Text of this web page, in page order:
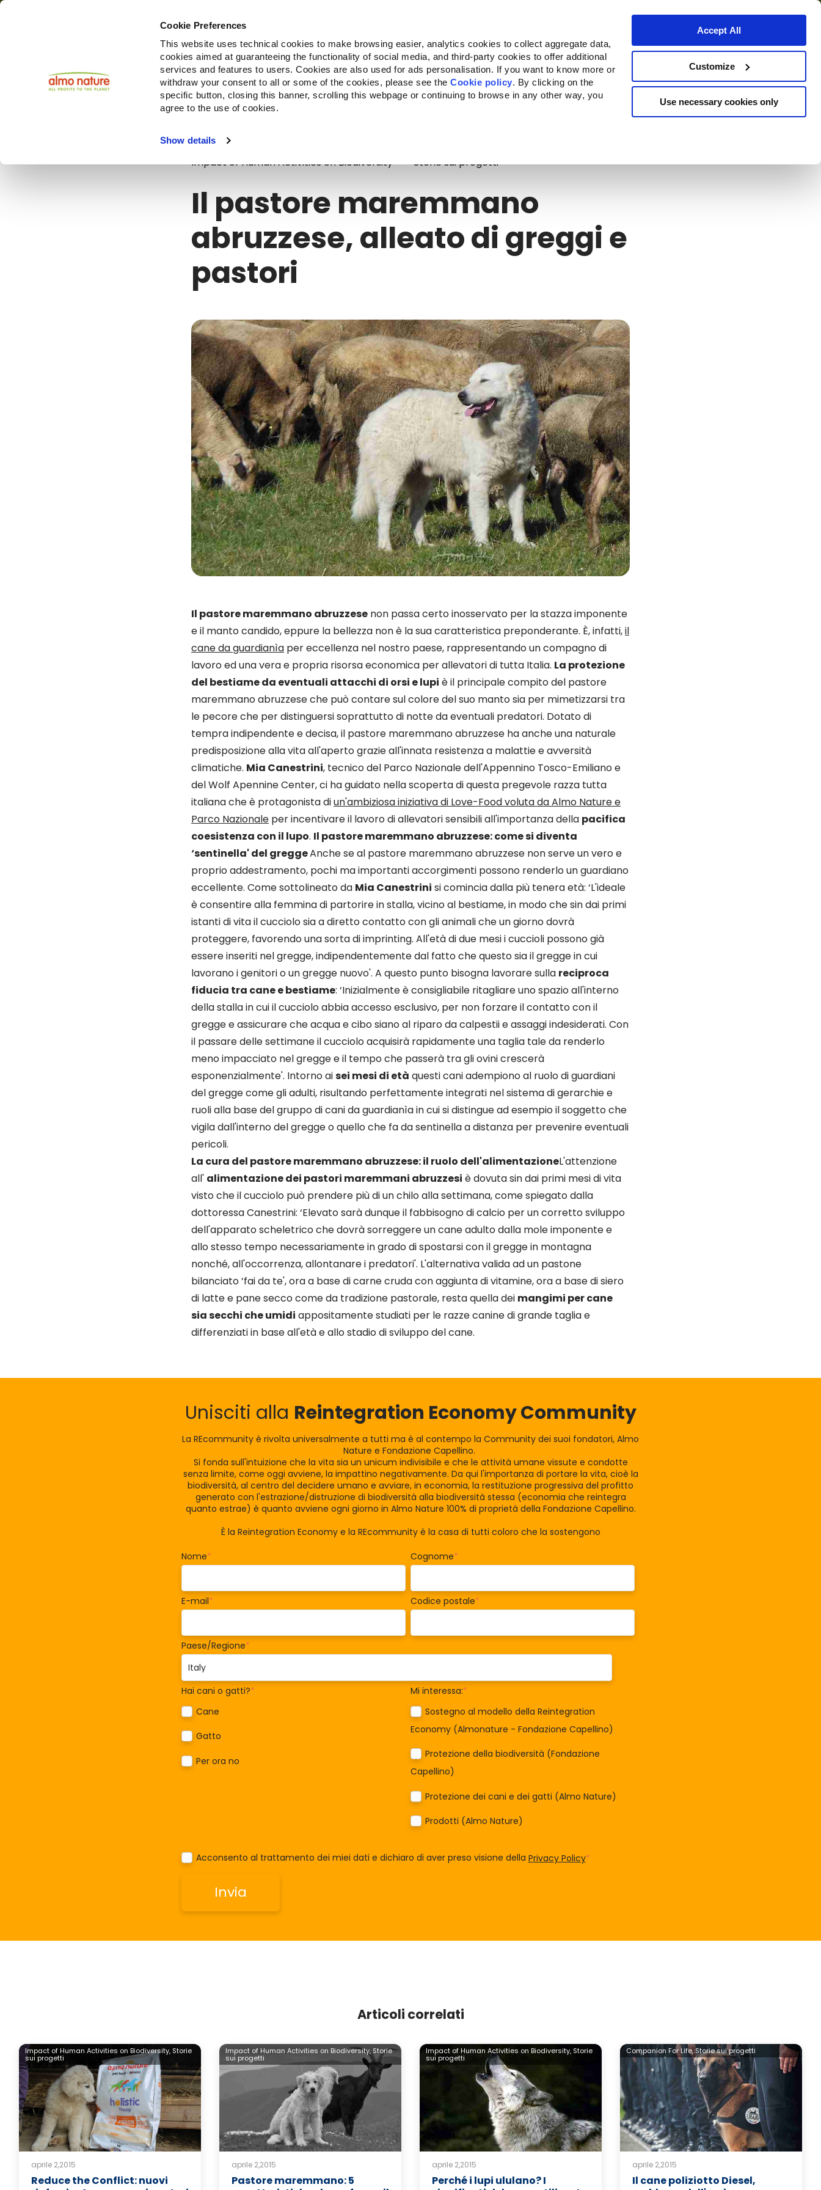
Cookie Preferences
This website uses technical cookies to make browsing easier, analytics cookies to collect aggregate data,
cookies aimed at guaranteeing the functionality of social media, and third-party cookies to offer additional
services and features to users. Cookies are also used for ads personalisation. If you want to know more or
withdraw your consent to all or some of the cookies, please see theCookie policy. By clicking on the
specific button, closing this banner, scrolling this webpage or continuing to browse in any other way, you
agree to the use of cookies.
Show details
Accept All
Customize
Use necessary cookies only
Prodotti Companion for Life Bando Companion for Life Chi siamo Dove acquistare
Impact of Human Activities on Biodiversity Storie sui progetti
Il pastore maremmano
abruzzese, alleato di greggi e
pastori
Il pastore maremmano abruzzese non passa certo inosservato per la stazza imponente
e il manto candido, eppure la bellezza non è la sua caratteristica preponderante. È, infatti,il
cane da guardianìa per eccellenza nel nostro paese, rappresentando un compagno di
lavoro ed una vera e propria risorsa economica per allevatori di tutta Italia. La protezione
del bestiame da eventuali attacchi di orsi e lupi è il principale compito del pastore
maremmano abruzzese che può contare sul colore del suo manto sia per mimetizzarsi tra
le pecore che per distinguersi soprattutto di notte da eventuali predatori. Dotato di
tempra indipendente e decisa, il pastore maremmano abruzzese ha anche una naturale
predisposizione alla vita all'aperto grazie all'innata resistenza a malattie e avversità
climatiche. Mia Canestrini, tecnico del Parco Nazionale dell'Appennino Tosco-Emiliano e
del Wolf Apennine Center, ci ha guidato nella scoperta di questa pregevole razza tutta
italiana che è protagonista diun'ambiziosa iniziativa di Love-Food voluta da Almo Nature e
Parco Nazionale per incentivare il lavoro di allevatori sensibili all'importanza della pacifica
coesistenza con il lupo. Il pastore maremmano abruzzese: come si diventa
‘sentinella' del greggeAnche se al pastore maremmano abruzzese non serve un vero e
proprio addestramento, pochi ma importanti accorgimenti possono renderlo un guardiano
eccellente. Come sottolineato da Mia Canestrini si comincia dalla più tenera età: ‘L'ideale
è consentire alla femmina di partorire in stalla, vicino al bestiame, in modo che sin dai primi
istanti di vita il cucciolo sia a diretto contatto con gli animali che un giorno dovrà
proteggere, favorendo una sorta di imprinting. All'età di due mesi i cuccioli possono già
essere inseriti nel gregge, indipendentemente dal fatto che questo sia il gregge in cui
lavorano i genitori o un gregge nuovo'. A questo punto bisogna lavorare sulla reciproca
fiducia tra cane e bestiame: ‘Inizialmente è consigliabile ritagliare uno spazio all'interno
della stalla in cui il cucciolo abbia accesso esclusivo, per non forzare il contatto con il
gregge e assicurare che acqua e cibo siano al riparo da calpestii e assaggi indesiderati. Con
il passare delle settimane il cucciolo acquisirà rapidamente una taglia tale da renderlo
meno impacciato nel gregge e il tempo che passerà tra gli ovini crescerà
esponenzialmente'. Intorno aisei mesi di età questi cani adempiono al ruolo di guardiani
del gregge come gli adulti, risultando perfettamente integrati nel sistema di gerarchie e
ruoli alla base del gruppo di cani da guardianìa in cui si distingue ad esempio il soggetto che
vigila dall'interno del gregge o quello che fa da sentinella a distanza per prevenire eventuali
pericoli.
La cura del pastore maremmano abruzzese: il ruolo dell'alimentazioneL'attenzione
all' alimentazione dei pastori maremmani abruzzesi è dovuta sin dai primi mesi di vita
visto che il cucciolo può prendere più di un chilo alla settimana, come spiegato dalla
dottoressa Canestrini: ‘Elevato sarà dunque il fabbisogno di calcio per un corretto sviluppo
dell'apparato scheletrico che dovrà sorreggere un cane adulto dalla mole imponente e
allo stesso tempo necessariamente in grado di spostarsi con il gregge in montagna
nonché, all'occorrenza, allontanare i predatori'. L'alternativa valida ad un pastone
bilanciato ‘fai da te', ora a base di carne cruda con aggiunta di vitamine, ora a base di siero
di latte e pane secco come da tradizione pastorale, resta quella dei mangimi per cane
sia secchi che umidi appositamente studiati per le razze canine di grande taglia e
differenziati in base all'età e allo stadio di sviluppo del cane.
Unisciti alla Reintegration Economy Community
La REcommunity è rivolta universalmente a tutti ma è al contempo la Community dei suoi fondatori, Almo
Nature e Fondazione Capellino.
Si fonda sull'intuizione che la vita sia un unicum indivisibile e che le attività umane vissute e condotte
senza limite, come oggi avviene, la impattino negativamente. Da qui l'importanza di portare la vita, cioè la
biodiversità, al centro del decidere umano e avviare, in economia, la restituzione progressiva del profitto
generato con l'estrazione/distruzione di biodiversità alla biodiversità stessa (economia che reintegra
quanto estrae) è quanto avviene ogni giorno in Almo Nature 100% di proprietà della Fondazione Capellino.
È la Reintegration Economy e la REcommunity è la casa di tutti coloro che la sostengono
Nome* Cognome*
E-mail* Codice postale*
Paese/Regione*
Hai cani o gatti?*
Cane
Gatto
Per ora no
Mi interessa:*
Sostegno al modello della Reintegration
Economy (Almonature - Fondazione Capellino)
Protezione della biodiversità (Fondazione
Capellino)
Protezione dei cani e dei gatti (Almo Nature)
Prodotti (Almo Nature)
Acconsento al trattamento dei miei dati e dichiaro di aver preso visione della Privacy Policy*
Articoli correlati
Impact of Human Activities on Biodiversity, Storie
sui progetti
aprile 2,2015
Reduce the Conflict: nuovi
Impact of Human Activities on Biodiversity, Storie
sui progetti
aprile 2,2015
Pastore maremmano: 5
Impact of Human Activities on Biodiversity, Storie
sui progetti
aprile 2,2015
Perché i lupi ululano? I
Companion For Life, Storie sui progetti
aprile 2,2015
Il cane poliziotto Diesel,